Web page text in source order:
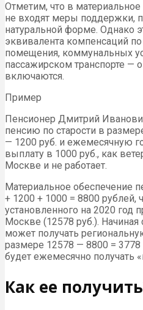
Отметим, что в
не входят меры поддержки,
натуральной форме. Однако
эквивалента компенсаций
помещения, коммунальных
пассажирском транспорте —
включаются.
Пример
Пенсионер Дмитрий
пенсию по старости в
— 1200 руб. и ежемесячную
выплату в 1000 руб., как
Москве и не работает.
Материальное обеспечение
+ 1200 + 1000 = 8800 рублей,
установленного на 2020 год
Москве (12578 руб.). Начиная
может получать
размере 12578 — 8800 =
будет ежемесячно получать
Как ее